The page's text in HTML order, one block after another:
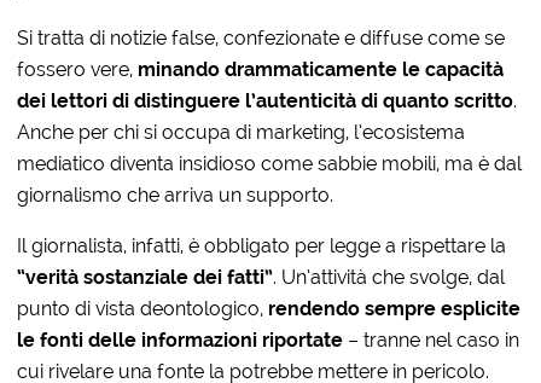
Si tratta di notizie false, confezionate e diffuse come se
fossero vere, minando drammaticamente le capacità
dei lettori di distinguere l’autenticità di quanto scritto.
Anche per chi si occupa di marketing, l’ecosistema
mediatico diventa insidioso come sabbie mobili, ma è dal
giornalismo che arriva un supporto.
Il giornalista, infatti, è obbligato per legge a rispettare la
“verità sostanziale dei fatti”. Un’attività che svolge, dal
punto di vista deontologico, rendendo sempre esplicite
le fonti delle informazioni riportate – tranne nel caso in
cui rivelare una fonte la potrebbe mettere in pericolo.